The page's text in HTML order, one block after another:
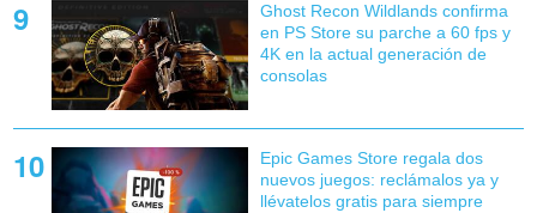
Ghost Recon Wildlands confirma
en PS Store su parche a 60 fps y
4K en la actual generación de
consolas
Epic Games Store regala dos
nuevos juegos: reclámalos ya y
llévatelos gratis para siempre